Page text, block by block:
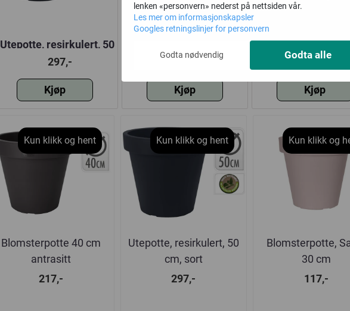
Utepotte, resirkulert, 50
cm, sort
297,-
Kjøp
cm hvit
117,-
Kjøp
Hengekøye i
200x100 cm
597,-
Kjøp
Kun klikk og hent
Blomsterpotte 40 cm
antrasitt
217,-
Kun klikk og hent
Utepotte, resirkulert, 50
cm, sort
297,-
Kun klikk og
Blomsterpotte,
30 cm
117,-
lenken «personvern» nederst på nettsiden vår.
Les mer om informasjonskapsler
Googles retningslinjer for personvern
Godta nødvendig Godta alle